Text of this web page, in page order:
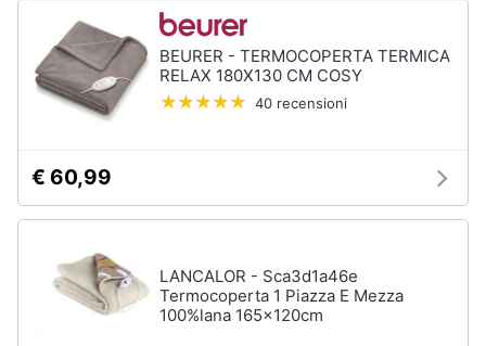
BEURER - TERMOCOPERTA TERMICA
RELAX 180X130 CM COSY
40 recensioni
€ 60,99
LANCALOR - Sca3d1a46e
Termocoperta 1 Piazza E Mezza
100%lana 165x120cm